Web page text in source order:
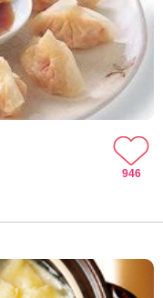
946